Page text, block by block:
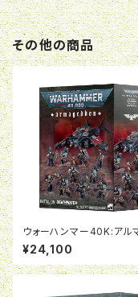
その他の商品
ウォーハンマー40K:アル
ン・バタリオン：デスウォッチ
¥24,100